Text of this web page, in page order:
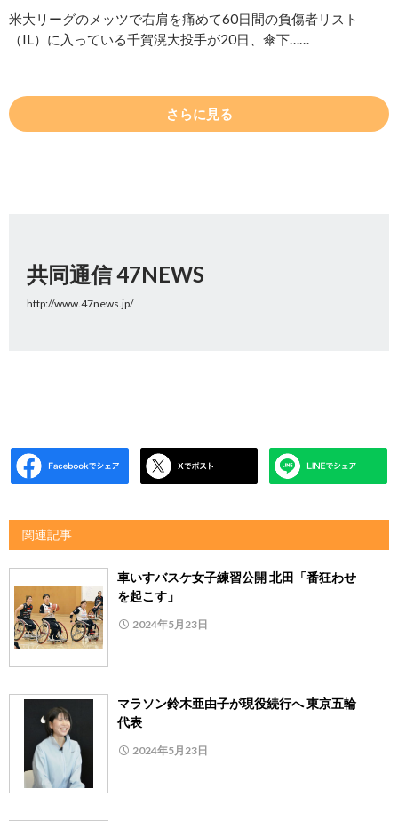
米大リーグのメッツで右肩を痛めて60日間の負傷者リスト
（IL）に入っている千賀滉大投手が20日、傘下……
さらに見る
共同通信 47NEWS
http://www.47news.jp/
関連記事
車いすバスケ女子練習公開 北田「番狂わせ
を起こす」
2024年5月23日
マラソン鈴木亜由子が現役続行へ 東京五輪
代表
2024年5月23日